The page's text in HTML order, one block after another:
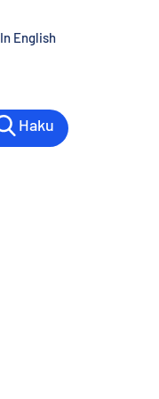
In English
Haku